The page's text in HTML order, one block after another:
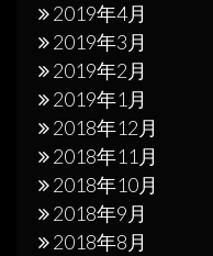
2019年4月
2019年3月
2019年2月
2019年1月
2018年12月
2018年11月
2018年10月
2018年9月
2018年8月